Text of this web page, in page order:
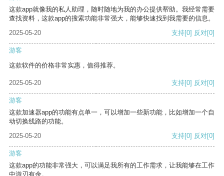
这款app就像我的私人助理，随时随地为我的办公提供帮助。我经常需要
查找资料，这款app的搜索功能非常强大，能够快速找到我需要的信息。
2025-05-20
支持[0] 反对[0]
游客
这款软件的价格非常实惠，值得推荐。
2025-05-20 支持[0] 反对[0]
游客
这款加速器app的功能有点单一，可以增加一些新功能，比如增加一个自
动切换线路的功能。
2025-05-20
支持[0] 反对[0]
游客
这款app的功能非常强大，可以满足我所有的工作需求，让我能够在工作
中游刃有余。